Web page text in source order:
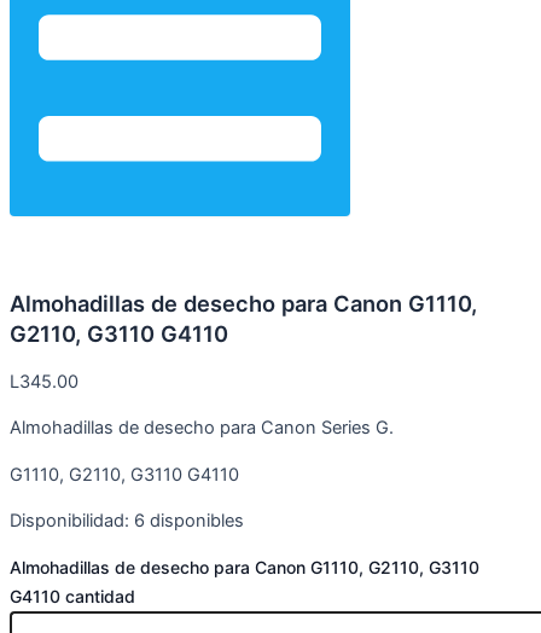
Almohadillas de desecho para Canon G1110,
G2110, G3110 G4110
L345.00
Almohadillas de desecho para Canon Series G.
G1110, G2110, G3110 G4110
Disponibilidad: 6 disponibles
Almohadillas de desecho para Canon G1110, G2110, G3110
G4110 cantidad